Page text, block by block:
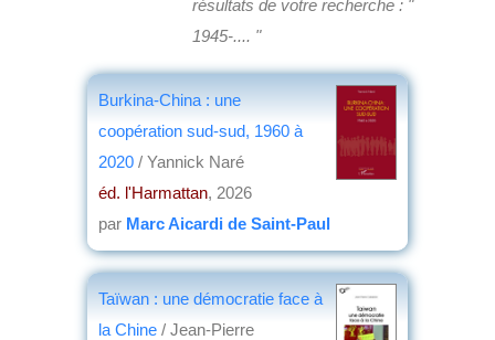
résultats de votre recherche : "
1945-.... "
Burkina-China : une
coopération sud-sud, 1960 à
2020 / Yannick Naré
éd. l'Harmattan, 2026
par Marc Aicardi de Saint-Paul
Taïwan : une démocratie face à
la Chine / Jean-Pierre